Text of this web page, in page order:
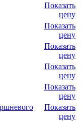
Показать
цену
Показать
цену
Показать
цену
Показать
цену
Показать
цену
Показать
цену